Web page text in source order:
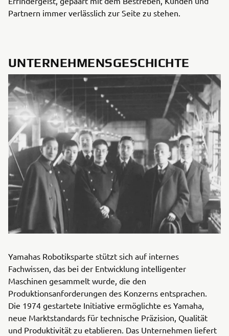
Partnern immer verlässlich zur Seite zu stehen.
UNTERNEHMENSGESCHICHTE
Yamahas Robotiksparte stützt sich auf internes
Fachwissen, das bei der Entwicklung intelligenter
Maschinen gesammelt wurde, die den
Produktionsanforderungen des Konzerns entsprachen.
Die 1974 gestartete Initiative ermöglichte es Yamaha,
neue Marktstandards für technische Präzision, Qualität
und Produktivität zu etablieren. Das Unternehmen liefert